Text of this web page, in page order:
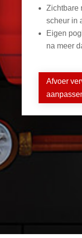
Zichtbare
scheur in
Eigen
na meer
Afvoer